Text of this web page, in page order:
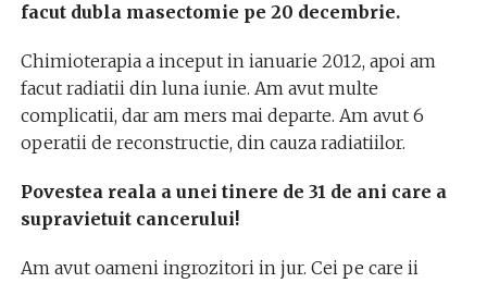
facut dubla masectomie pe 20 decembrie.
Chimioterapia a inceput in ianuarie 2012, apoi am
facut radiatii din luna iunie. Am avut multe
complicatii, dar am mers mai departe. Am avut 6
operatii de reconstructie, din cauza radiatiilor.
Povestea reala a unei tinere de 31 de ani care a
supravietuit cancerului!
Am avut oameni ingrozitori in jur. Cei pe care ii